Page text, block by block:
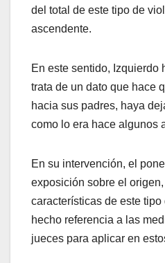
del total de este tipo de
ascendente.
En este sentido, Izquierdo
trata de un dato que hace
hacia sus padres, haya
como lo era hace algunos
En su intervención, el
exposición sobre el
características de este
hecho referencia a las
jueces para aplicar en